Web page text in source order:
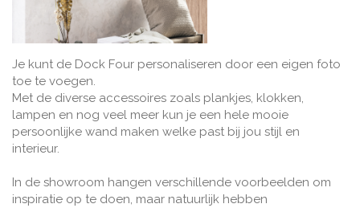
Je kunt de Dock Four personaliseren door een eigen foto
toe te voegen.
Met de diverse accessoires zoals plankjes, klokken,
lampen en nog veel meer kun je een hele mooie
persoonlijke wand maken welke past bij jou stijl en
interieur.
In de showroom hangen verschillende voorbeelden om
inspiratie op te doen, maar natuurlijk hebben